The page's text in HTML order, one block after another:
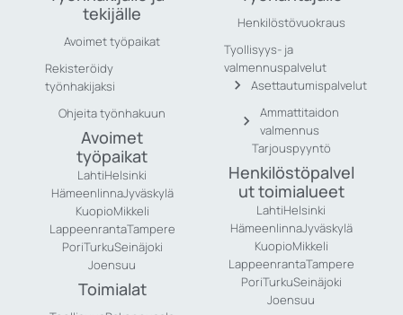
tekijälle
Avoimet työpaikat
Rekisteröidy
työnhakijaksi
Ohjeita työnhakuun
Avoimet
työpaikat
LahtiHelsinki
HämeenlinnaJyväskylä
KuopioMikkeli
LappeenrantaTampere
PoriTurkuSeinäjoki
Joensuu
Toimialat
Henkilöstövuokraus
Tyollisyys- ja
valmennuspalvelut
Asettautumispalvelut
Ammattitaidon
valmennus
Tarjouspyyntö
Henkilöstöpalvel
ut toimialueet
LahtiHelsinki
HämeenlinnaJyväskylä
KuopioMikkeli
LappeenrantaTampere
PoriTurkuSeinäjoki
Joensuu